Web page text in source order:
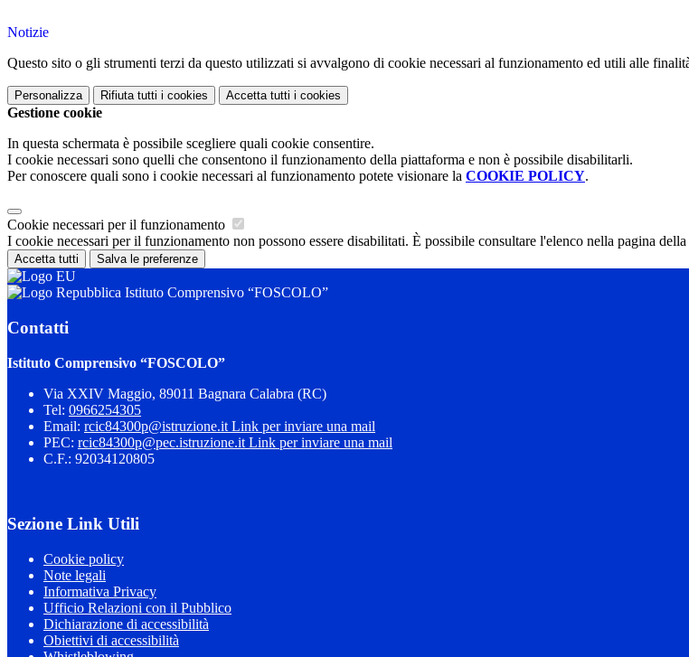
Notizie
Questo sito o gli strumenti terzi da questo utilizzati si avvalgono di cookie necessari al funzionamento ed utili alle
Personalizza Rifiuta tutti i cookies Accetta tutti i cookies
Gestione cookie
In questa schermata è possibile scegliere quali cookie consentire.
I cookie necessari sono quelli che consentono il funzionamento della piattaforma e non è possibile disabilitarli.
Per conoscere quali sono i cookie necessari al funzionamento potete visionare la COOKIE POLICY.
Cookie necessari per il funzionamento
I cookie necessari per il funzionamento non possono essere disabilitati. È possibile consultare l'elenco nella pagina
Accetta tutti Salva le preferenze
Istituto Comprensivo “FOSCOLO”
Contatti
Istituto Comprensivo “FOSCOLO”
Via XXIV Maggio, 89011 Bagnara Calabra (RC)
Tel: 0966254305
Email: rcic84300p@istruzione.it Link per inviare una mail
PEC: rcic84300p@pec.istruzione.it Link per inviare una mail
C.F.: 92034120805
Sezione Link Utili
Cookie policy
Note legali
Informativa Privacy
Ufficio Relazioni con il Pubblico
Dichiarazione di accessibilità
Obiettivi di accessibilità